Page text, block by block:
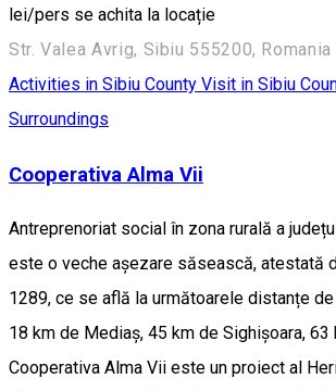
lei/pers se achita la locație
Str. Valea Avrig, Sibiu 555200, Romania
Activities in Sibiu County Visit in Sibiu
Surroundings
Cooperativa Alma Vii
Antreprenoriat social în zona rurală a
este o veche așezare săsească, atestată
1289, ce se află la următoarele distanțe
18 km de Mediaș, 45 km de Sighișoara, 63
Cooperativa Alma Vii este un proiect al